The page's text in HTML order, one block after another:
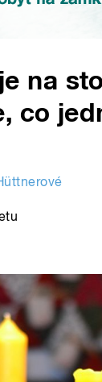
na
co